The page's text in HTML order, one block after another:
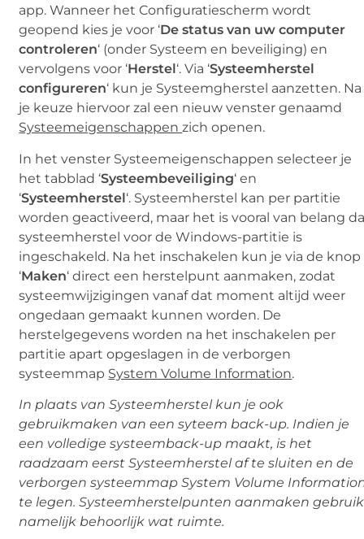
app. Wanneer het Configuratiescherm wordt
geopend kies je voor ‘De status van uw computer
controleren‘ (onder Systeem en beveiliging) en
vervolgens voor ‘Herstel‘. Via ‘Systeemherstel
configureren‘ kun je Systeemgherstel aanzetten. Na
je keuze hiervoor zal een nieuw venster genaamd
Systeemeigenschappenzich openen.
In het venster Systeemeigenschappen selecteer je
het tabblad ‘Systeembeveiliging‘ en
‘Systeemherstel‘. Systeemherstel kan per partitie
worden geactiveerd, maar het is vooral van belang
systeemherstel voor de Windows-partitie is
ingeschakeld. Na het inschakelen kun je via de knop
‘Maken‘ direct een herstelpunt aanmaken, zodat
systeemwijzigingen vanaf dat moment altijd weer
ongedaan gemaakt kunnen worden. De
herstelgegevens worden na het inschakelen per
partitie apart opgeslagen in de verborgen
systeemmap System Volume Information.
In plaats van Systeemherstel kun je ook
gebruikmaken van een syteem back-up. Indien je
een volledige systeemback-up maakt, is het
raadzaam eerst Systeemherstel af te sluiten en de
verborgen systeemmap System Volume
te legen. Systeemherstelpunten aanmaken
namelijk behoorlijk wat ruimte.